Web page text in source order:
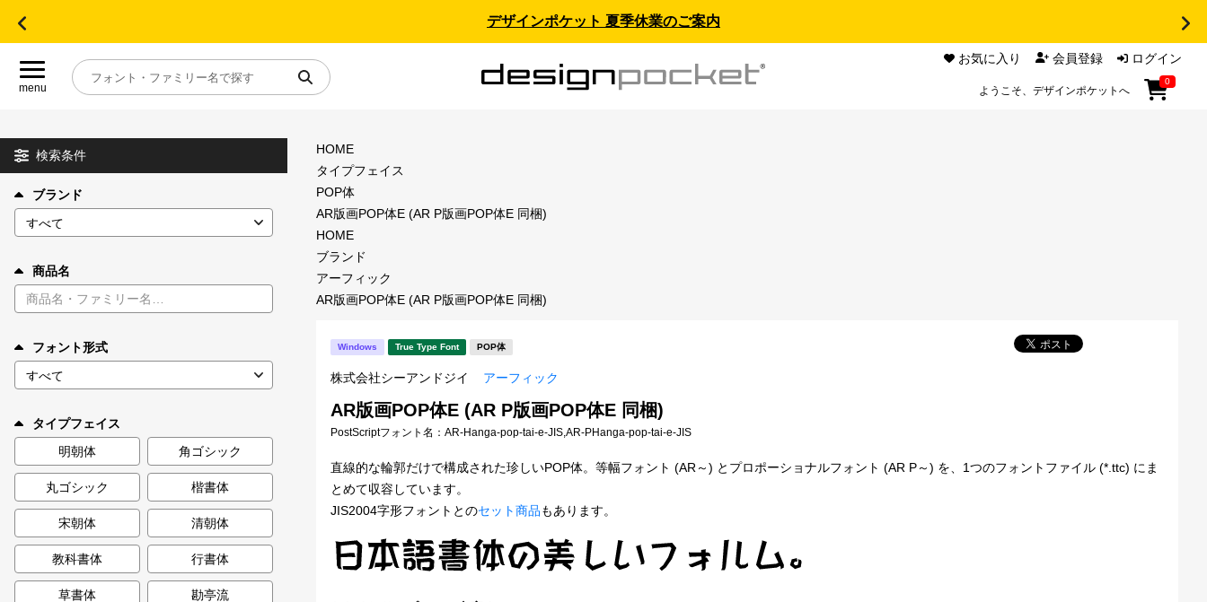
デザインポケット 夏季休業のご案内
menu
お気に入り 会員登録 ログイン
ようこそ、デザインポケットへ
0
目的別フォントガイド
特集
年間ライセンス商品
キャンペーン一覧
カート 0
マイページ
お気に入り
検索条件
ブランド
商品名
フォント形式
タイプフェイス
明朝体
角ゴシック
丸ゴシック 楷書体
宋朝体 清朝体
教科書体 行書体
草書体 勘亭流
HOME
タイプフェイス
POP体
AR版画POP体E (AR P版画POP体E 同梱)
HOME
ブランド
アーフィック
AR版画POP体E (AR P版画POP体E 同梱)
Windows True Type Font POP体
株式会社シーアンドジイ アーフィック
AR版画POP体E (AR P版画POP体E 同梱)
PostScriptフォント名： AR-Hanga-pop-tai-e-JIS,AR-PHanga-pop-tai-e-JIS
直線的な輪郭だけで構成された珍しいPOP体。等幅フォント (AR～) とプロポーショナルフォント (AR P～) を、1つのフォントファイル (*.ttc) にま
とめて収容しています。
JIS2004字形フォントとのセット商品もあります。